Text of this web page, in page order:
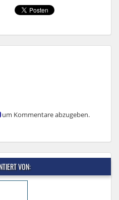
um Kommentare abzugeben.
VON: